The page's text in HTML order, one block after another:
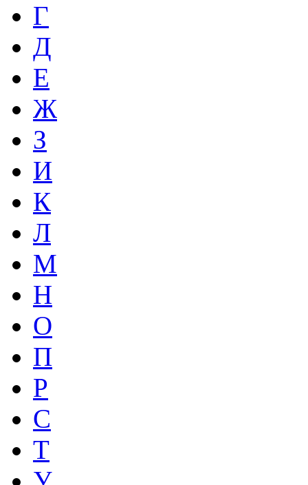
Г
Д
Е
Ж
З
И
К
Л
М
Н
О
П
Р
С
Т